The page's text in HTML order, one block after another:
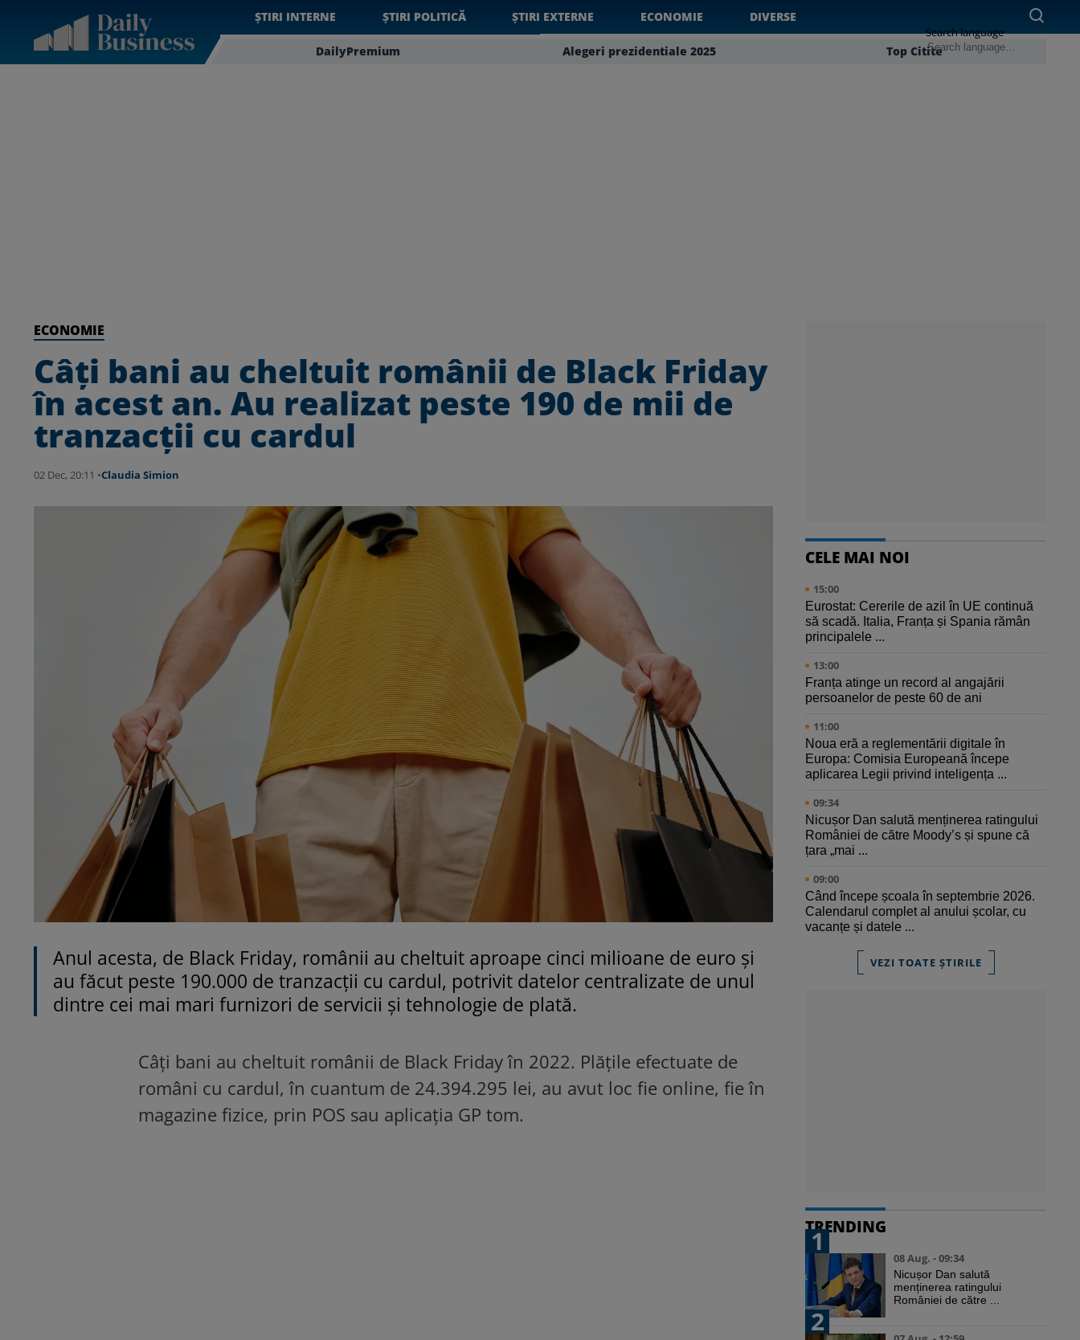
ȘTIRI INTERNE ȘTIRI POLITICĂ ȘTIRI EXTERNE ECONOMIE DIVERSE
DailyPremium Alegeri prezidentiale 2025 Top Citite
Search language
ECONOMIE
Câți bani au cheltuit românii de Black Friday
în acest an. Au realizat peste 190 de mii de
tranzacții cu cardul
02 Dec, 20:11 •Claudia Simion
Anul acesta, de Black Friday, românii au cheltuit aproape cinci milioane de euro și
au făcut peste 190.000 de tranzacții cu cardul, potrivit datelor centralizate de unul
dintre cei mai mari furnizori de servicii şi tehnologie de plată.
Câți bani au cheltuit românii de Black Friday în 2022. Plățile efectuate de
români cu cardul, în cuantum de 24.394.295 lei, au avut loc fie online, fie în
magazine fizice, prin POS sau aplicaţia GP tom.
CELE MAI NOI
15:00
Eurostat: Cererile de azil în UE continuă
să scadă. Italia, Franța și Spania rămân
principalele ...
13:00
Franța atinge un record al angajării
persoanelor de peste 60 de ani
11:00
Noua eră a reglementării digitale în
Europa: Comisia Europeană începe
aplicarea Legii privind inteligența ...
09:34
Nicușor Dan salută menținerea ratingului
României de către Moody’s și spune că
țara „mai ...
09:00
Când începe școala în septembrie 2026.
Calendarul complet al anului școlar, cu
vacanțe și datele ...
VEZI TOATE ȘTIRILE
TRENDING
1
08 Aug. - 09:34
Nicușor Dan salută
menținerea ratingului
României de către ...
2